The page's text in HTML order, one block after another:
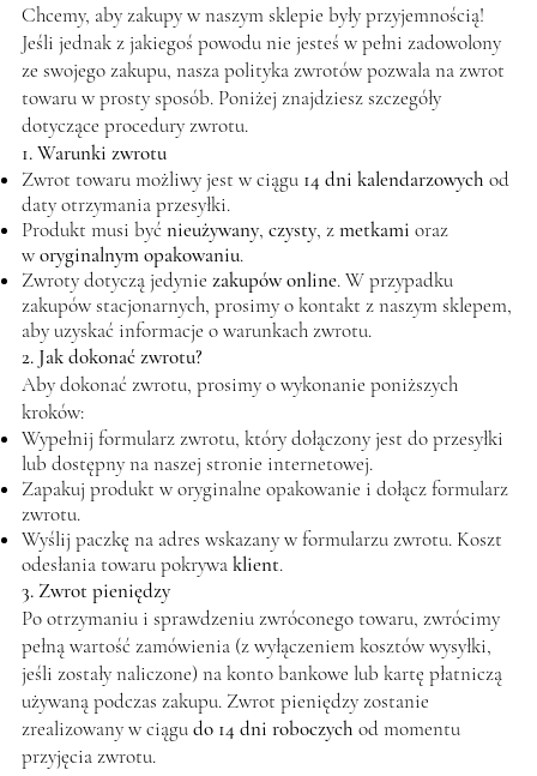
Chcemy, aby zakupy w naszym sklepie były przyjemnością!
Jeśli jednak z jakiegoś powodu nie jesteś w pełni zadowolony
ze swojego zakupu, nasza polityka zwrotów pozwala na zwrot
towaru w prosty sposób. Poniżej znajdziesz szczegóły
dotyczące procedury zwrotu.
1. Warunki zwrotu
Zwrot towaru możliwy jest w ciągu 14 dni kalendarzowych od
daty otrzymania przesyłki.
Produkt musi być nieużywany, czysty, zmetkami oraz
woryginalnym opakowaniu.
Zwroty dotyczą jedynie zakupów online. W przypadku
zakupów stacjonarnych, prosimy o kontakt z naszym sklepem,
aby uzyskać informacje o warunkach zwrotu.
2. Jak dokonać zwrotu?
Aby dokonać zwrotu, prosimy o wykonanie poniższych
kroków:
Wypełnij formularz zwrotu, który dołączony jest do przesyłki
lub dostępny na naszej stronie internetowej.
Zapakuj produkt w oryginalne opakowanie i dołącz formularz
zwrotu.
Wyślij paczkę na adres wskazany w formularzu zwrotu. Koszt
odesłania towaru pokrywaklient.
3. Zwrot pieniędzy
Po otrzymaniu i sprawdzeniu zwróconego towaru, zwrócimy
pełną wartość zamówienia (z wyłączeniem kosztów wysyłki,
jeśli zostały naliczone) na konto bankowe lub kartę płatniczą
używaną podczas zakupu. Zwrot pieniędzy zostanie
zrealizowany w ciągudo 14 dni roboczych od momentu
przyjęcia zwrotu.